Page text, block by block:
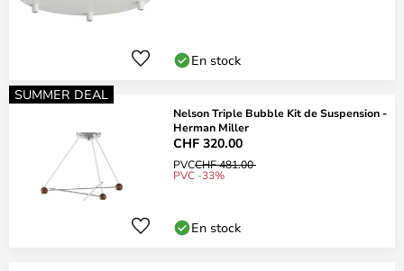
En stock
SUMMER DEAL
Nelson Triple Bubble Kit de Suspension -
Herman Miller
CHF 320.00
PVCCHF 481.00
PVC -33%
En stock